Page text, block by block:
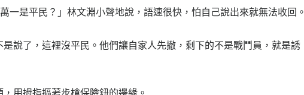
是平民？」林文淵小聲地說，語速很快，怕自己說出來就無法收回。
了，這裡沒平民。他們讓自家人先撤，剩下的不是戰鬥員，就是誘
用拇指摳著步槍保險鈕的邊緣。